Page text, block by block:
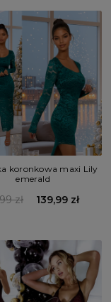
koronkowa maxi Lily
emerald
zł 139,99 zł